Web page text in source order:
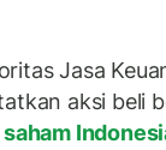
Jasa
aksi beli
saham